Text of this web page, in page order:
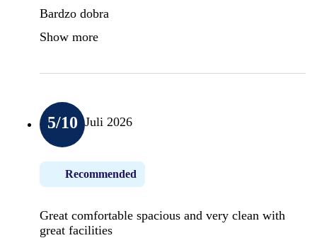
Bardzo dobra
Show more
5/10 Juli 2026
Recommended
Great comfortable spacious and very clean with
great facilities